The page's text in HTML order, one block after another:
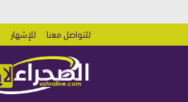
للتواصل معنا للإشهار